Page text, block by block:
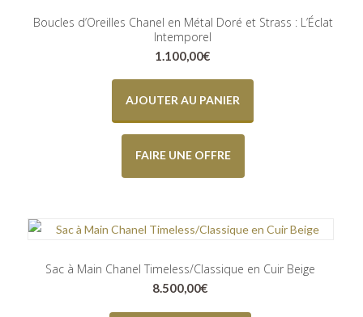
Boucles d’Oreilles Chanel en Métal Doré et Strass : L’Éclat
Intemporel
1.100,00€
AJOUTER AU PANIER
FAIRE UNE OFFRE
Sac à Main Chanel Timeless/Classique en Cuir Beige
8.500,00€